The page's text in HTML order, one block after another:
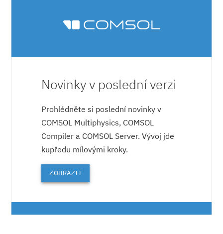
Novinky v poslední verzi
Prohlédněte si poslední novinky v
COMSOL Multiphysics, COMSOL
Compiler a COMSOL Server. Vývoj jde
kupředu mílovými kroky.
ZOBRAZIT